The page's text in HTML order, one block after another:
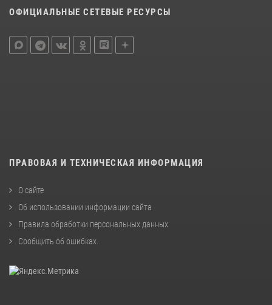
ОФИЦИАЛЬНЫЕ СЕТЕВЫЕ РЕСУРСЫ
ПРАВОВАЯ И ТЕХНИЧЕСКАЯ ИНФОРМАЦИЯ
О сайте
Об использовании информации сайта
Правила обработки персональных данных
Сообщить об ошибках